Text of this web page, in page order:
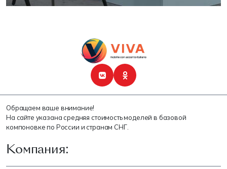
Обращаем ваше внимание!
На сайте указана средняя стоимость моделей в базовой
компоновке по России и странам СНГ.
Компания: